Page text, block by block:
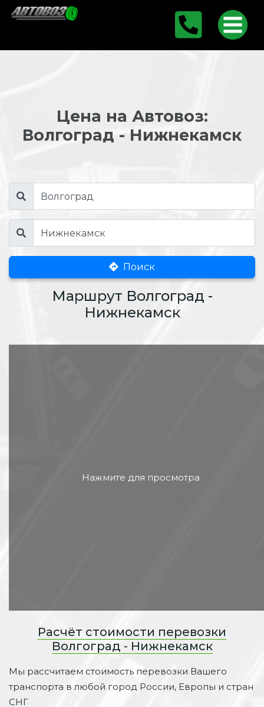
Цена на Автовоз:
Волгоград - Нижнекамск
Поиск
Маршрут Волгоград -
Нижнекамск
Расчёт стоимости перевозки
Волгоград - Нижнекамск
Мы рассчитаем стоимость перевозки Вашего
транспорта в любой город России, Европы и стран
СНГ